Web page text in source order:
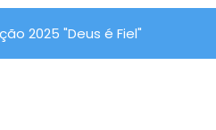
2025 "Deus é Fiel"